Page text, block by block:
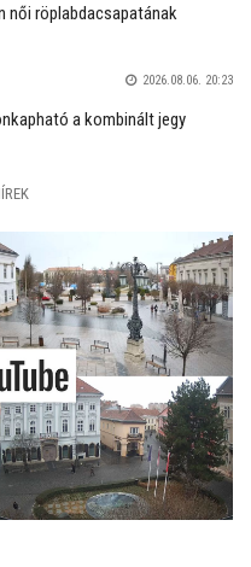
női röplabdacsapatának
2026.08.06. 20:23
a kombinált jegy